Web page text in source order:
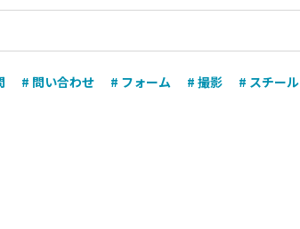
# 問い合わせ # フォーム # 撮影 # スチール